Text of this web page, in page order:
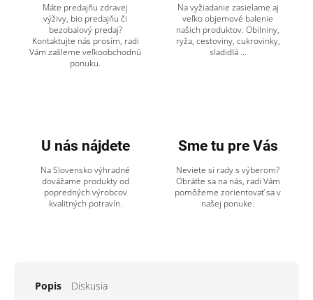
Máte predajňu zdravej
výživy, bio predajňu či
bezobalový predaj?
Kontaktujte nás prosím, radi
Vám zašleme veľkoobchodnú
ponuku.
Na vyžiadanie zasielame aj
veľko objemové balenie
našich produktov. Obilniny,
ryža, cestoviny, cukrovinky,
sladidlá ...
U nás nájdete
Na Slovensko výhradné
dovážame produkty od
popredných výrobcov
kvalitných potravín.
Sme tu pre Vás
Neviete si rady s výberom?
Obráťte sa na nás, radi Vám
pomôžeme zorientovať sa v
našej ponuke.
Popis Diskusia